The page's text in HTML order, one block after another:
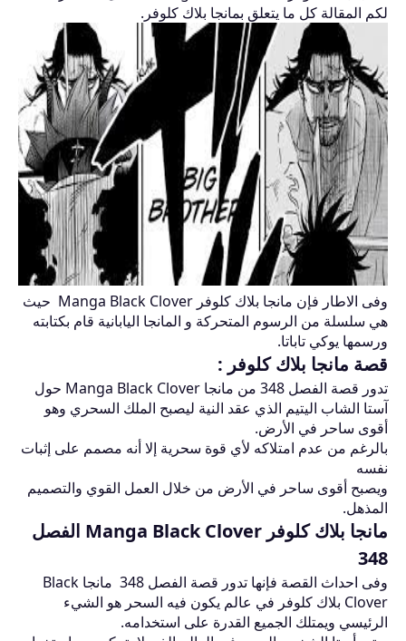
لكم المقالة كل ما يتعلق بمانجا بلاك كلوفر.
وفى الاطار فإن مانجا بلاك كلوفر Manga Black Clover حيث
هي سلسلة من الرسوم المتحركة و المانجا اليابانية قام بكتابته
ورسمها يوكي تاباتا.
قصة مانجا بلاك كلوفر :
تدور قصة الفصل 348 من مانجا Manga Black Clover حول
آستا الشاب اليتيم الذي عقد النية ليصبح الملك السحري وهو
أقوى ساحر في الأرض.
بالرغم من عدم امتلاكه لأي قوة سحرية إلا أنه مصمم على إثبات
نفسه
ويصبح أقوى ساحر في الأرض من خلال العمل القوي والتصميم
المذهل.
مانجا بلاك كلوفر Manga Black Clover الفصل
348
وفى احداث القصة فإنها تدور قصة الفصل 348 مانجا Black
Clover بلاك كلوفر في عالم يكون فيه السحر هو الشيء
الرئيسي ويمتلك الجميع القدرة على استخدامه.